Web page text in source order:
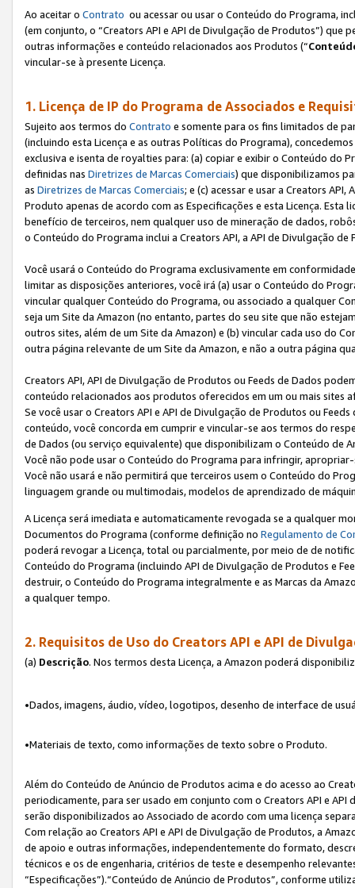
Ao aceitar o Contrato ou acessar ou usar o Conteúdo do Programa,
(em conjunto, o “Creators API e API de Divulgação de Produtos”)
outras informações e conteúdo relacionados aos Produtos (“
vincular-se à presente Licença.
1. Licença de IP do Programa de Associados e
Sujeito aos termos do Contrato e somente para os fins limitados de
(incluindo esta Licença e as outras Políticas do Programa),
exclusiva e isenta de royalties para: (a) copiar e exibir o Conteúdo do
definidas nas Diretrizes de Marcas Comerciais) que disponibilizamos
as Diretrizes de Marcas Comerciais; e (c) acessar e usar a Creators
Produto apenas de acordo com as Especificações e esta Licença.
benefício de terceiros, nem qualquer uso de mineração de dados,
o Conteúdo do Programa inclui a Creators API, a API de Divulgação
Você usará o Conteúdo do Programa exclusivamente em
limitar as disposições anteriores, você irá (a) usar o Conteúdo do
vincular qualquer Conteúdo do Programa, ou associado a qualquer
seja um Site da Amazon (no entanto, partes do seu site que não
outros sites, além de um Site da Amazon) e (b) vincular cada uso do
outra página relevante de um Site da Amazon, e não a outra página
Creators API, API de Divulgação de Produtos ou Feeds de Dados
conteúdo relacionados aos produtos oferecidos em um ou mais sites
Se você usar o Creators API e API de Divulgação de Produtos ou
conteúdo, você concorda em cumprir e vincular-se aos termos do
de Dados (ou serviço equivalente) que disponibilizam o Conteúdo de
Você não pode usar o Conteúdo do Programa para infringir,
Você não usará e não permitirá que terceiros usem o Conteúdo do
linguagem grande ou multimodais, modelos de aprendizado de
A Licença será imediata e automaticamente revogada se a qualquer
Documentos do Programa (conforme definição no Regulamento de
poderá revogar a Licença, total ou parcialmente, por meio de de
Conteúdo do Programa (incluindo API de Divulgação de Produtos e
destruir, o Conteúdo do Programa integralmente e as Marcas da
a qualquer tempo.
2. Requisitos de Uso do Creators API e API de
(a) Descrição. Nos termos desta Licença, a Amazon poderá
•Dados, imagens, áudio, vídeo, logotipos, desenho de interface de
•Materiais de texto, como informações de texto sobre o Produto.
Além do Conteúdo de Anúncio de Produtos acima e do acesso ao
periodicamente, para ser usado em conjunto com o Creators API e
serão disponibilizados ao Associado de acordo com uma licença
Com relação ao Creators API e API de Divulgação de Produtos, a
de apoio e outras informações, independentemente do formato,
técnicos e os de engenharia, critérios de teste e desempenho
“Especificações”).“Conteúdo de Anúncio de Produtos”, conforme